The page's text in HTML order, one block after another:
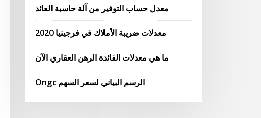
معدل حساب التوفير من آلة حاسبة العائد
معدلات ضريبة الأملاك في فرجينيا 2020
ما هي معدلات الفائدة الرهن العقاري الآن
Ongc الرسم البياني لسعر السهم